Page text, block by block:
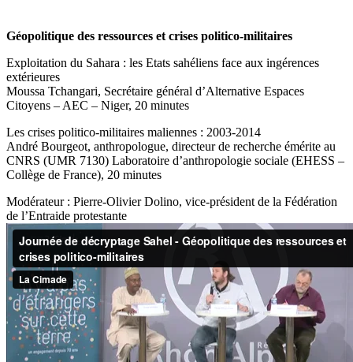
Géopolitique des ressources et crises politico-militaires
Exploitation du Sahara : les Etats sahéliens face aux ingérences
extérieures
Moussa Tchangari, Secrétaire général d’Alternative Espaces
Citoyens – AEC – Niger, 20 minutes
Les crises politico-militaires maliennes : 2003-2014
André Bourgeot, anthropologue, directeur de recherche émérite au
CNRS (UMR 7130) Laboratoire d’anthropologie sociale (EHESS –
Collège de France), 20 minutes
Modérateur : Pierre-Olivier Dolino, vice-président de la Fédération
de l’Entraide protestante